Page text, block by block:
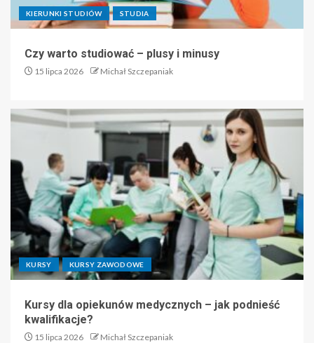
KIERUNKI STUDIÓW STUDIA
Czy warto studiować – plusy i minusy
15 lipca 2026 Michał Szczepaniak
KURSY KURSY ZAWODOWE
Kursy dla opiekunów medycznych – jak podnieść
kwalifikacje?
15 lipca 2026 Michał Szczepaniak